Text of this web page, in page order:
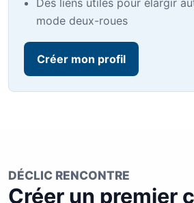
Des liens utiles pour élargir
mode deux-roues
Créer mon profil
DÉCLIC RENCONTRE
Créer un premier